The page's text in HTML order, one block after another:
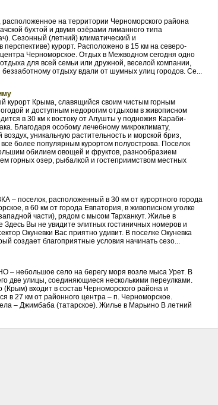
на территории Черноморского района
бухтой и двумя озёрами лиманного типа
Сезонный (летний) климатический и
перспективе) курорт. Расположено в 15 км на северо-
центра Черноморское. Отдых в Межводном сегодня одно
для всей семьи или дружной, веселой компании,
беззаботному отдыху вдали от шумных улиц городов. Се...
курорт Крыма, славящийся своим чистым горным
и доступным недорогим отдыхом в живописном
в 30 км к востоку от Алушты у подножия Караби-
Благодаря особому лечебному микроклимату,
уникальную растительность и морской бриз,
более популярным курортом полуострова. Поселок
обилием овощей и фруктов, разнообразием
горных озер, рыбалкой и гостеприимством местных
– поселок, расположенный в 30 км от курортного города
в 60 км от города Евпатория, в живописном уголке
части), рядом с мысом Тарханкут. Жилье в
Здесь Вы не увидите элитных гостиничных номеров и
Окуневки Вас приятно удивит. В поселке Окуневка
создает благоприятные условия начинать сезо...
– небольшое село на берегу моря возле мыса Урет. В
две улицы, соединяющиеся несколькими переулками.
(Крым) входит в состав Черноморского района и
в 27 км от районного центра – п. Черноморское.
– Джимбаба (татарское). Жилье в Марьино В летний